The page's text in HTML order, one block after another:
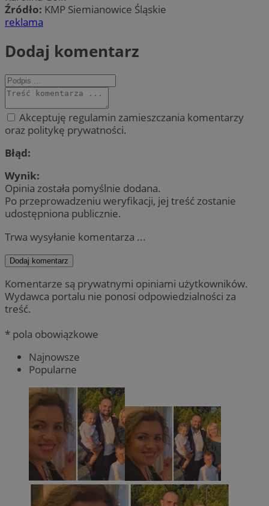
Źródło: KMP Siemianowice Śląskie
reklama
Dodaj komentarz
Akceptuję regulamin zamieszczania komentarzy
oraz politykę prywatności.
Błąd:
Wynik:
Opinia została pomyślnie dodana.
Po przeprowadzeniu weryfikacji, jej treść zostanie
udostępniona publicznie.
Trwa wysyłanie komentarza ...
Dodaj komentarz
Komentarze są prywatnymi opiniami użytkowników.
Wydawca portalu nie ponosi odpowiedzialności za
treść.
* pola obowiązkowe
Najnowsze
Popularne